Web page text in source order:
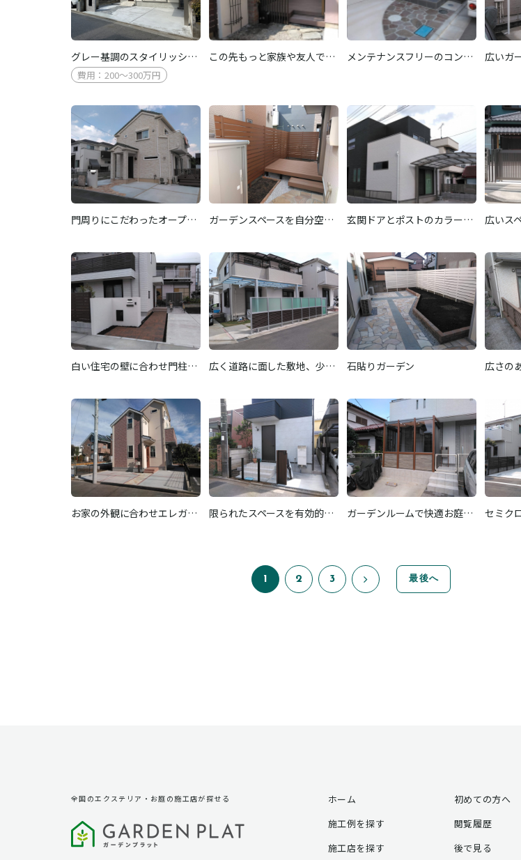
グレー基調のスタイリッシ…
費用：200～300万円
この先もっと家族や友人で… メンテナンスフリーのコン… 広いガ
門周りにこだわったオープ… ガーデンスペースを自分空… 玄関ドアとポストのカラー… 広いス
白い住宅の壁に合わせ門柱… 広く道路に面した敷地、少… 石貼りガーデン 広さの
お家の外観に合わせエレガ… 限られたスペースを有効的… ガーデンルームで快適お庭… セミク
1 2 3 最後へ
全国のエクステリア・お庭の施工店が探せる
ホーム
施工例を探す
施工店を探す
初めての方へ
閲覧履歴
後で見る